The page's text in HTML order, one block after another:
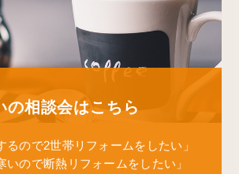
の相談会はこちら
るので2世帯リフォームをしたい」
いので断熱リフォームをしたい」